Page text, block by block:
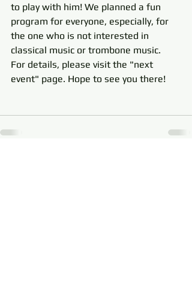
to play with him! We planned a fun
program for everyone, especially, for
the one who is not interested in
classical music or trombone music.
For details, please visit the "next
event" page. Hope to see you there!